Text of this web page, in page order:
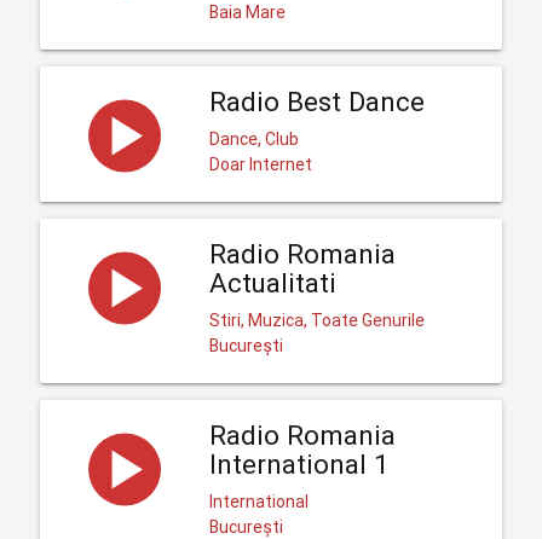
Baia Mare
Radio Best Dance
Dance, Club
Doar Internet
Radio Romania
Actualitati
Stiri, Muzica, Toate Genurile
București
Radio Romania
International 1
International
București